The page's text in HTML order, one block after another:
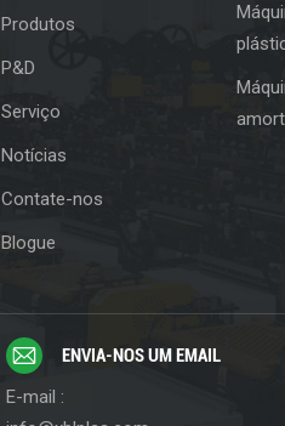
Produtos
P&D
Serviço
Notícias
Contate-nos
Blogue
ENVIA-NOS UM EMAIL
E-mail :